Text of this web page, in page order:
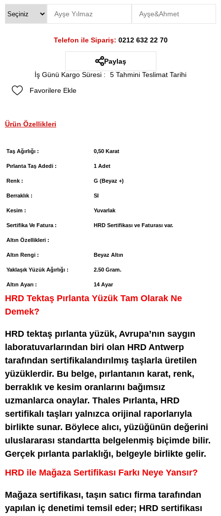
Telefon ile Sipariş: 0212 632 22 70
Paylaş
İş Günü Kargo Süresi :
5 Tahmini Teslimat Tarihi
Favorilere Ekle
Ürün Özellikleri
Taş Ağırlığı : 0,50 Karat
Pırlanta Taş Adedi : 1 Adet
Renk : G (Beyaz +)
Berraklık : SI
Kesim : Yuvarlak
Sertifika Ve Fatura : HRD Sertifikası ve Faturası var.
Altın Özellikleri :
Altın Rengi : Beyaz Altın
Yaklaşık Yüzük Ağırlığı : 2.50 Gram.
Altın Ayarı : 14 Ayar
HRD Tektaş Pırlanta Yüzük Tam Olarak Ne
Demek?
HRD tektaş pırlanta yüzük, Avrupa’nın saygın
laboratuvarlarından biri olan HRD Antwerp
tarafından sertifikalandırılmış taşlarla üretilen
yüzüklerdir. Bu belge, pırlantanın karat, renk,
berraklık ve kesim oranlarını bağımsız
uzmanlarca onaylar. Thales Pırlanta, HRD
sertifikalı taşları yalnızca orijinal raporlarıyla
birlikte sunar. Böylece alıcı, yüzüğünün değerini
uluslararası standartta belgelenmiş biçimde bilir.
Gerçek pırlanta parlaklığı, belgeyle birlikte gelir.
HRD ile Mağaza Sertifikası Farkı Neye Yansır?
Mağaza sertifikası, taşın satıcı firma tarafından
yapılan iç denetimi temsil eder; HRD sertifikası